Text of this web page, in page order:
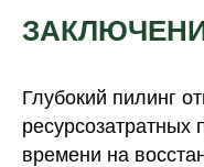
Глубокий пилинг
ресурсозатратных
времени на